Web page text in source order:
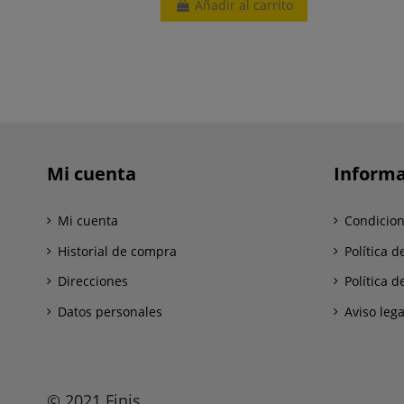
Añadir al carrito
Mi cuenta
Mi cuenta
Historial de compra
Direcciones
Datos personales
Política
Política
Aviso